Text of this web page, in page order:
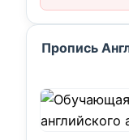
Пропись